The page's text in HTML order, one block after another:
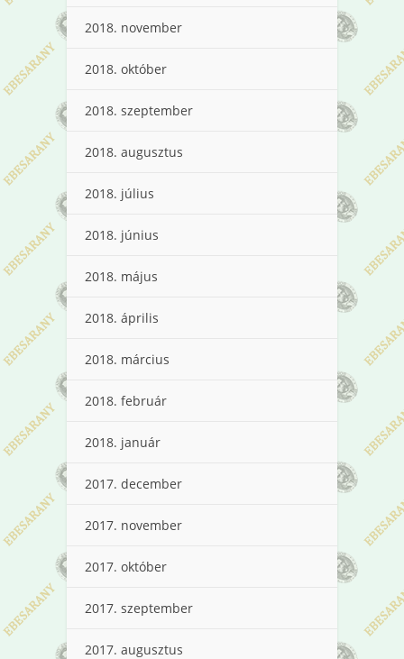
2018. november
2018. október
2018. szeptember
2018. augusztus
2018. július
2018. június
2018. május
2018. április
2018. március
2018. február
2018. január
2017. december
2017. november
2017. október
2017. szeptember
2017. augusztus